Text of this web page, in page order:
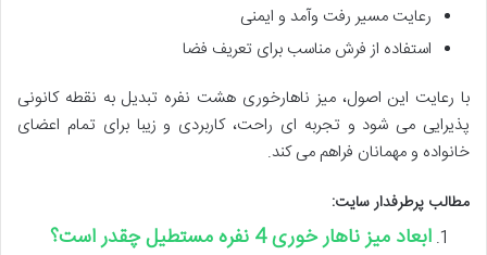
رعایت مسیر رفت وآمد و ایمنی
استفاده از فرش مناسب برای تعریف فضا
با رعایت این اصول، میز ناهارخوری هشت نفره تبدیل به نقطه کانونی
پذیرایی می شود و تجربه ای راحت، کاربردی و زیبا برای تمام اعضای
خانواده و مهمانان فراهم می کند.
مطالب پرطرفدار سایت:
ابعاد میز ناهار خوری 4 نفره مستطیل چقدر است؟